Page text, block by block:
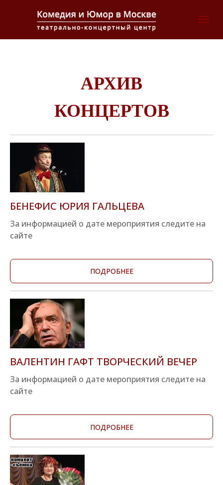
АРХИВ
КОНЦЕРТОВ
БЕНЕФИС ЮРИЯ ГАЛЬЦЕВА
За информацией о дате мероприятия следите на
сайте
ПОДРОБНЕЕ
ВАЛЕНТИН ГАФТ ТВОРЧЕСКИЙ ВЕЧЕР
За информацией о дате мероприятия следите на
сайте
ПОДРОБНЕЕ